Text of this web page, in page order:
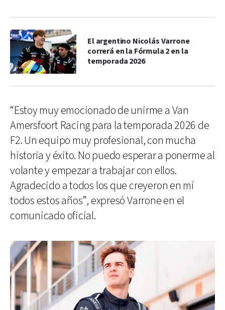
El argentino Nicolás Varrone
correrá en la Fórmula 2 en la
temporada 2026
“Estoy muy emocionado de unirme a Van
Amersfoort Racing para la temporada 2026 de
F2. Un equipo muy profesional, con mucha
historia y éxito. No puedo esperar a ponerme al
volante y empezar a trabajar con ellos.
Agradecido a todos los que creyeron en mí
todos estos años”, expresó Varrone en el
comunicado oficial.